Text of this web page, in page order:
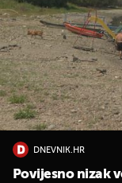
DNEVNIK.HR
Povijesno nizak